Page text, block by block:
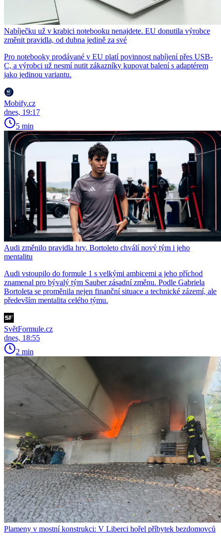
Nabíječku už v krabici notebooku nenajdete. EU donutila výrobce
změnit pravidla, od dubna jedině za své
Pro notebooky prodávané v EU platí povinnost nabíjení přes USB-
C, a výrobci už nesmí nutit zákazníky kupovat balení s adaptérem
jako jedinou variantu.
Mobify.cz
dnes, 19:17
5 min
Audi změnilo pravidla hry. Bortoleto chválí nový tým i jeho
mentalitu
Audi vstoupilo do formule 1 s velkými ambicemi a jeho příchod
znamenal pro bývalý tým Sauber zásadní změnu. Podle Gabriela
Bortoleta se proměnila nejen finanční situace a technické zázemí, ale
především mentalita celého týmu.
SvětFormule.cz
dnes, 18:55
2 min
Plameny v mostní konstrukci: V Liberci hořel příbytek bezdomovců